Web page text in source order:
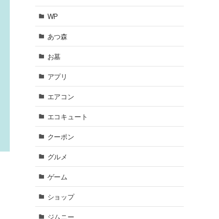
WP
あつ森
お墓
アプリ
エアコン
エコキュート
クーポン
グルメ
ゲーム
ショップ
ジムニー